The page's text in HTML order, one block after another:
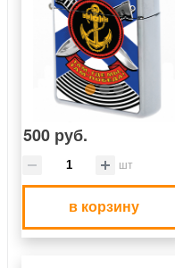
500 руб.
шт
в корзину